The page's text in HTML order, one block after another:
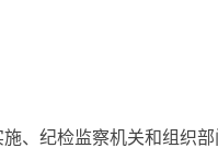
纪检监察机关和组织部